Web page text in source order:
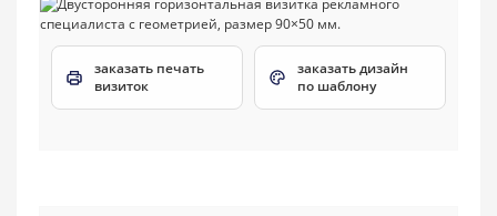
заказать печать
визиток
заказать дизайн
по шаблону